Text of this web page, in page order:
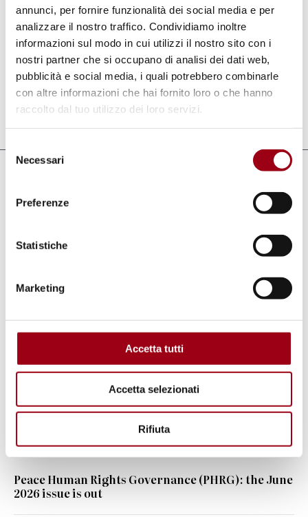
annunci, per fornire funzionalità dei social media e per
analizzare il nostro traffico. Condividiamo inoltre
informazioni sul modo in cui utilizzi il nostro sito con i
nostri partner che si occupano di analisi dei dati web,
pubblicità e social media, i quali potrebbero combinarle
con altre informazioni che hai fornito loro o che hanno
raccolto dal tuo utilizzo dei loro servizi.
delNecessari
Preferenze
Statistiche
Marketing
Accetta tutti
Accetta selezionati
Rifiuta
and in the Human Rights International Law
can be placed in this direction.
Tavola della Pace (in Italian)
Tavola della Pace, further informations on
Keywords
NGOs / associations
culture of peace
Read also
Peace Human Rights Governance (PHRG): the June
2026 issue is out